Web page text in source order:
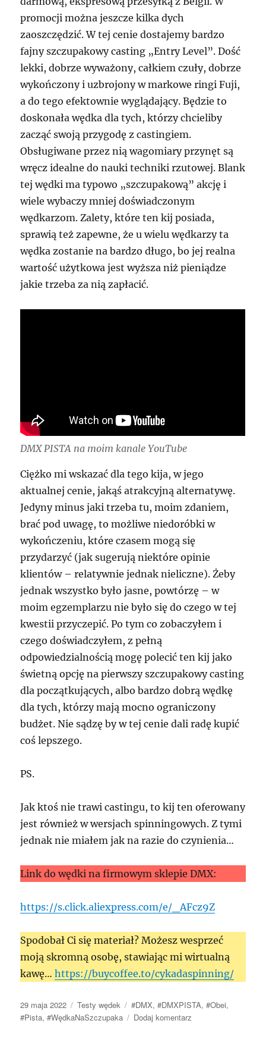
promocji można jeszcze kilka dych
zaoszczędzić. W tej cenie dostajemy bardzo
fajny szczupakowy casting „Entry Level”. Dość
lekki, dobrze wyważony, całkiem czuły, dobrze
wykończony i uzbrojony w markowe ringi Fuji,
a do tego efektownie wyglądający. Będzie to
doskonała wędka dla tych, którzy chcieliby
zacząć swoją przygodę z castingiem.
Obsługiwane przez nią wagomiary przynęt są
wręcz idealne do nauki techniki rzutowej. Blank
tej wędki ma typowo „szczupakową” akcję i
wiele wybaczy mniej doświadczonym
wędkarzom. Zalety, które ten kij posiada,
sprawią też zapewne, że u wielu wędkarzy ta
wędka zostanie na bardzo długo, bo jej realna
wartość użytkowa jest wyższa niż pieniądze
jakie trzeba za nią zapłacić.
DMX PISTA na moim kanale YouTube
Ciężko mi wskazać dla tego kija, w jego
aktualnej cenie, jakąś atrakcyjną alternatywę.
Jedyny minus jaki trzeba tu, moim zdaniem,
brać pod uwagę, to możliwe niedoróbki w
wykończeniu, które czasem mogą się
przydarzyć (jak sugerują niektóre opinie
klientów – relatywnie jednak nieliczne). Żeby
jednak wszystko było jasne, powtórzę – w
moim egzemplarzu nie było się do czego w tej
kwestii przyczepić. Po tym co zobaczyłem i
czego doświadczyłem, z pełną
odpowiedzialnością mogę polecić ten kij jako
świetną opcję na pierwszy szczupakowy casting
dla początkujących, albo bardzo dobrą wędkę
dla tych, którzy mają mocno ograniczony
budżet. Nie sądzę by w tej cenie dali radę kupić
coś lepszego.
PS.
Jak ktoś nie trawi castingu, to kij ten oferowany
jest również w wersjach spinningowych. Z tymi
jednak nie miałem jak na razie do czynienia…
Link do wędki na firmowym sklepie DMX:
https://s.click.aliexpress.com/e/_AFcz9Z
Spodobał Ci się materiał? Możesz wesprzeć
moją skromną osobę, stawiając mi wirtualną
kawę…https://buycoffee.to/cykadaspinning/
Data
publikacji
29 maja 2022 Kategorie
Testy wędek Tagi
#DMX,#DMXPISTA,#Obei,
#Pista,#WędkaNaSzczupaka Dodaj komentarz